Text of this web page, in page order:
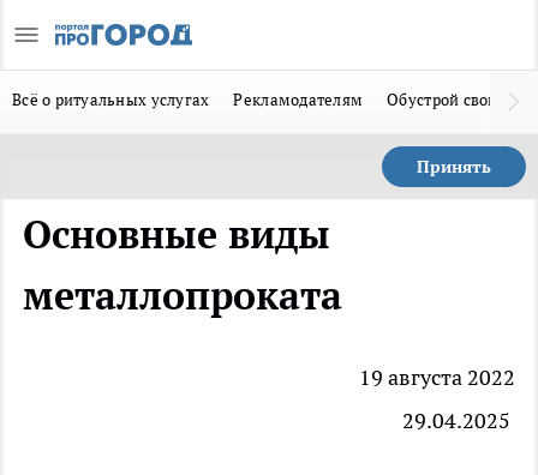
Всё о ритуальных услугах Рекламодателям Обустрой свой дом
Принять
Основные виды
металлопроката
19 августа 2022
29.04.2025